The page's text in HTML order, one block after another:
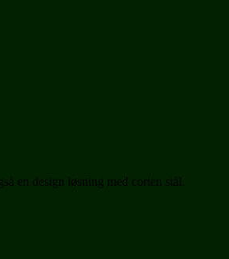
en design løsning med corten stål.